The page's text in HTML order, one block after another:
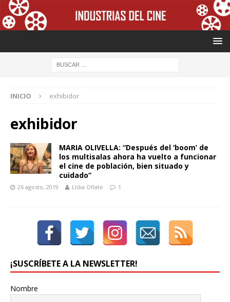
INICIO exhibidor
exhibidor
MARIA OLIVELLA: “Después del ‘boom’ de
los multisalas ahora ha vuelto a funcionar
el cine de población, bien situado y
cuidado”
26 agosto, 2019 Lídia Oñate 1
¡SUSCRÍBETE A LA NEWSLETTER!
Nombre